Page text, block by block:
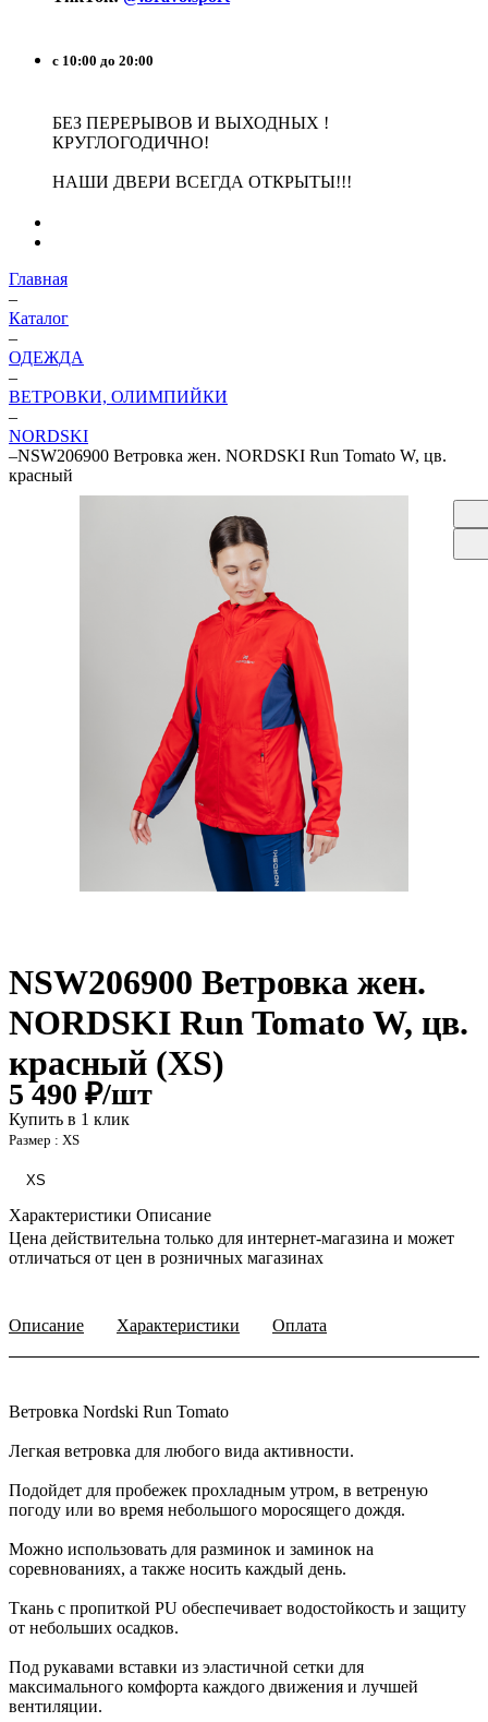
с 10:00 до 20:00
БЕЗ ПЕРЕРЫВОВ И ВЫХОДНЫХ !
КРУГЛОГОДИЧНО!
НАШИ ДВЕРИ ВСЕГДА ОТКРЫТЫ!!!
Главная
–
Каталог
–
ОДЕЖДА
–
ВЕТРОВКИ, ОЛИМПИЙКИ
–
NORDSKI
–NSW206900 Ветровка жен. NORDSKI Run Tomato W, цв.
красный
NSW206900 Ветровка жен.
NORDSKI Run Tomato W, цв.
красный (XS)
5 490 ₽/шт
Купить в 1 клик
Размер : XS
XS
Характеристики Описание
Цена действительна только для интернет-магазина и может
отличаться от цен в розничных магазинах
Описание Характеристики Оплата
Ветровка Nordski Run Tomato
Легкая ветровка для любого вида активности.
Подойдет для пробежек прохладным утром, в ветреную
погоду или во время небольшого моросящего дождя.
Можно использовать для разминок и заминок на
соревнованиях, а также носить каждый день.
Ткань с пропиткой PU обеспечивает водостойкость и защиту
от небольших осадков.
Под рукавами вставки из эластичной сетки для
максимального комфорта каждого движения и лучшей
вентиляции.